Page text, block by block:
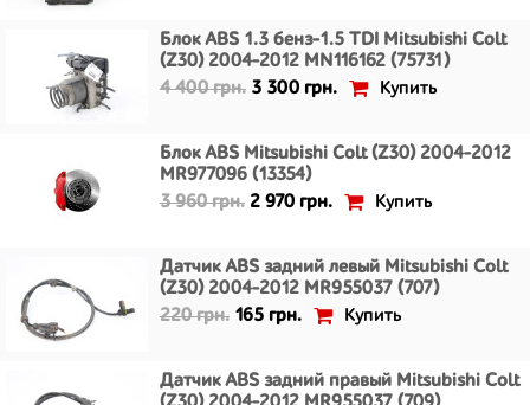
Блок ABS 1.3 бенз-1.5 TDI Mitsubishi Colt
(Z30) 2004-2012 MN116162 (75731)
4 400 грн. 3 300 грн. Купить
Блок ABS Mitsubishi Colt (Z30) 2004-2012
MR977096 (13354)
3 960 грн. 2 970 грн. Купить
Датчик ABS задний левый Mitsubishi Colt
(Z30) 2004-2012 MR955037 (707)
220 грн. 165 грн. Купить
Датчик ABS задний правый Mitsubishi Colt